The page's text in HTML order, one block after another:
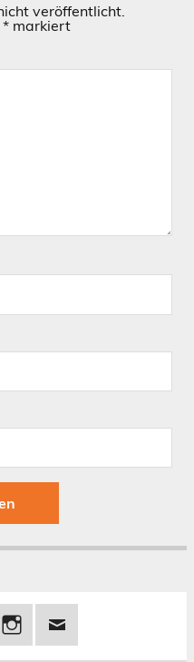
veröffentlicht.
* markiert